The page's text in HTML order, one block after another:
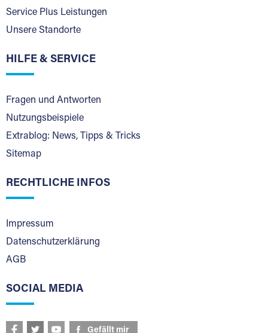
Service Plus Leistungen
Unsere Standorte
HILFE & SERVICE
Fragen und Antworten
Nutzungsbeispiele
Extrablog: News, Tipps & Tricks
Sitemap
RECHTLICHE INFOS
Impressum
Datenschutzerklärung
AGB
SOCIAL MEDIA
Gefällt mir